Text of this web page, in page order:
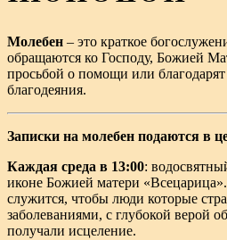
Молебен – это краткое
обращаются ко Господу, Божией
просьбой о помощи или
благодеяния.
Записки на молебен подаются в
Каждая среда в 13:00:
иконе Божией матери
служится, чтобы люди которые
заболеваниями, с глубокой верой
получали исцеление.